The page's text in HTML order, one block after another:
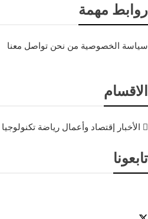
روابط مهمة
سياسة الخصوصية من نحن تواصل معنا
الاقسام
الأخبار إقتصاد وأعمال رياضة تكنولوجيا
تابعونا